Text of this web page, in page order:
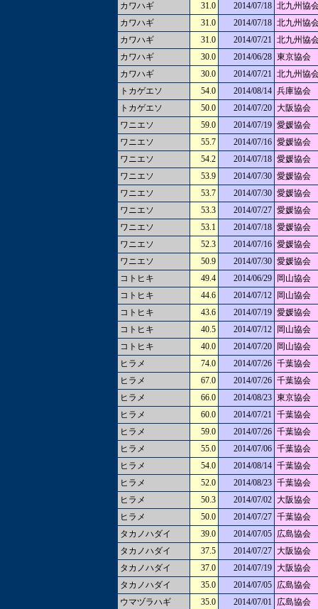
カワハギ 31.0 2014/07/18 北九州協
カワハギ
31.0 2014/07/18 北九州協
カワハギ
31.0 2014/07/21 北九州協
カワハギ
30.0 2014/06/28 東京協会
カワハギ
30.0 2014/07/21 北九州協
トカゲエソ
54.0 2014/08/14 兵庫協会
トカゲエソ
50.0 2014/07/20 大阪協会
ワニエソ
59.0 2014/07/19 愛媛協会
ワニエソ
55.7 2014/07/16 愛媛協会
ワニエソ
54.2 2014/07/18 愛媛協会
ワニエソ
53.9 2014/07/30 愛媛協会
ワニエソ
53.7 2014/07/30 愛媛協会
ワニエソ
53.3 2014/07/27 愛媛協会
ワニエソ
53.1 2014/07/18 愛媛協会
ワニエソ
52.3 2014/07/16 愛媛協会
ワニエソ
50.9 2014/07/30 愛媛協会
コトヒキ
49.4 2014/06/29
岡山協会
コトヒキ
44.6 2014/07/12
岡山協会
コトヒキ
43.6 2014/07/19 愛媛協会
コトヒキ
40.5 2014/07/12
岡山協会
コトヒキ
40.0 2014/07/20
岡山協会
ヒラメ
74.0 2014/07/26 千葉協会
ヒラメ
67.0 2014/07/26 千葉協会
ヒラメ
66.0 2014/08/23 東京協会
ヒラメ
60.0 2014/07/21 千葉協会
ヒラメ
59.0 2014/07/26 千葉協会
ヒラメ
55.0 2014/07/06 千葉協会
ヒラメ
54.0 2014/08/14 千葉協会
ヒラメ
52.0 2014/08/23 千葉協会
ヒラメ
50.3 2014/07/02 大阪協会
ヒラメ
50.0 2014/07/27 千葉協会
タカノハダイ
39.0 2014/07/05 広島協会
タカノハダイ
37.5 2014/07/27 大阪協会
タカノハダイ
37.0 2014/07/19 大阪協会
タカノハダイ
35.0 2014/07/05 広島協会
ウマヅラハギ
35.0 2014/07/01 広島協会